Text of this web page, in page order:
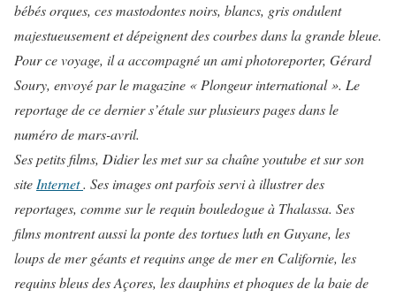
bébés orques, ces mastodontes noirs, blancs, gris ondulent
majestueusement et dépeignent des courbes dans la grande bleue.
Pour ce voyage, il a accompagné un ami photoreporter, Gérard
Soury, envoyé par le magazine « Plongeur international ». Le
reportage de ce dernier s’étale sur plusieurs pages dans le
numéro de mars-avril.
Ses petits films, Didier les met sur sa chaîne youtube et sur son
site Internet. Ses images ont parfois servi à illustrer des
reportages, comme sur le requin bouledogue à Thalassa. Ses
films montrent aussi la ponte des tortues luth en Guyane, les
loups de mer géants et requins ange de mer en Californie, les
requins bleus des Açores, les dauphins et phoques de la baie de